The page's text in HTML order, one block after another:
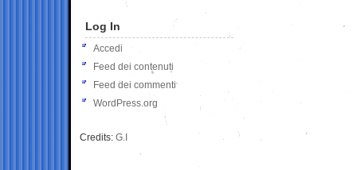
Log In
Accedi
Feed dei contenuti
Feed dei commenti
WordPress.org
Credits: G.I